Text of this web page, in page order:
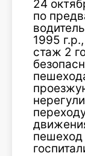
24
по
1995
стаж 2
пешеход